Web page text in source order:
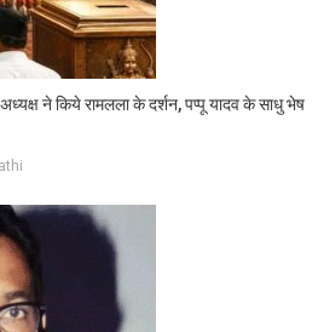
ने किये रामलला के दर्शन, पप्पू यादव के साधु भेष